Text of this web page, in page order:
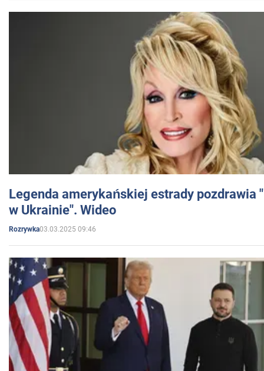
Legenda amerykańskiej estrady pozdrawia
w Ukrainie". Wideo
Rozrywka03.03.2025 09:46